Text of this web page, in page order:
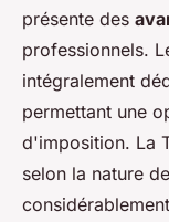
présente des
professionnels.
intégralement
permettant une
d'imposition. La
selon la nature